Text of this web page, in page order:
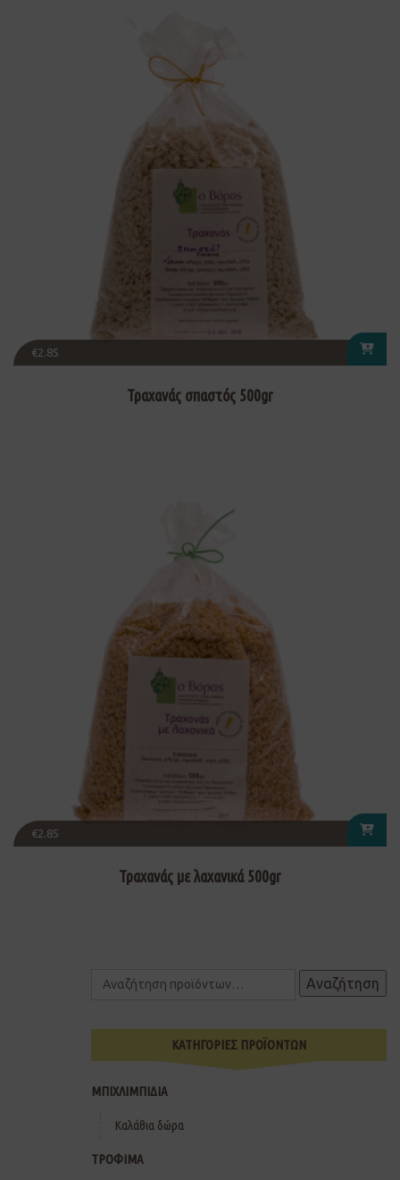
€2.85
Τραχανάς σπαστός 500gr
€2.85
Τραχανάς με λαχανικά 500gr
Αναζήτηση
ΚΑΤΗΓΟΡΙΕΣ ΠΡΟΪΟΝΤΩΝ
ΜΠΙΧΛΙΜΠΙΔΙΑ
Καλάθια δώρα
ΤΡΟΦΙΜΑ